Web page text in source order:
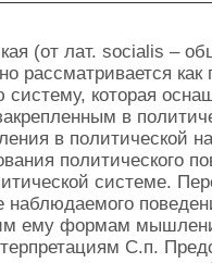
(от лат. socialis –
рассматривается
которая
в
в политической
политического
системе.
наблюдаемого
ему формам
С.п.